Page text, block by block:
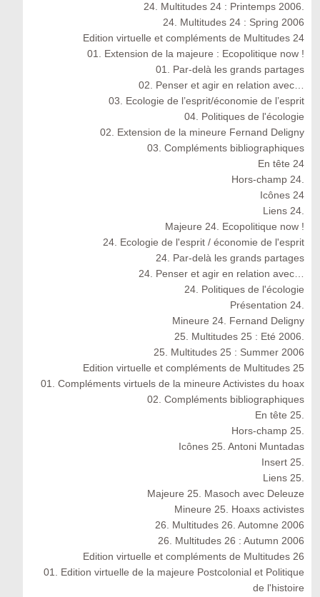
24. Multitudes 24 : Printemps 2006.
24. Multitudes 24 : Spring 2006
Edition virtuelle et compléments de Multitudes 24
01. Extension de la majeure : Ecopolitique now !
01. Par-delà les grands partages
02. Penser et agir en relation avec…
03. Ecologie de l’esprit/économie de l’esprit
04. Politiques de l'écologie
02. Extension de la mineure Fernand Deligny
03. Compléments bibliographiques
En tête 24
Hors-champ 24.
Icônes 24
Liens 24.
Majeure 24. Ecopolitique now !
24. Ecologie de l'esprit / économie de l'esprit
24. Par-delà les grands partages
24. Penser et agir en relation avec…
24. Politiques de l'écologie
Présentation 24.
Mineure 24. Fernand Deligny
25. Multitudes 25 : Eté 2006.
25. Multitudes 25 : Summer 2006
Edition virtuelle et compléments de Multitudes 25
01. Compléments virtuels de la mineure Activistes du hoax
02. Compléments bibliographiques
En tête 25.
Hors-champ 25.
Icônes 25. Antoni Muntadas
Insert 25.
Liens 25.
Majeure 25. Masoch avec Deleuze
Mineure 25. Hoaxs activistes
26. Multitudes 26. Automne 2006
26. Multitudes 26 : Autumn 2006
Edition virtuelle et compléments de Multitudes 26
01. Edition virtuelle de la majeure Postcolonial et Politique
de l'histoire